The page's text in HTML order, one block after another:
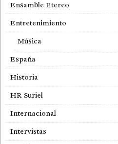
Ensamble Etereo
Entretenimiento
Música
España
Historia
HR Suriel
Internacional
Intervistas